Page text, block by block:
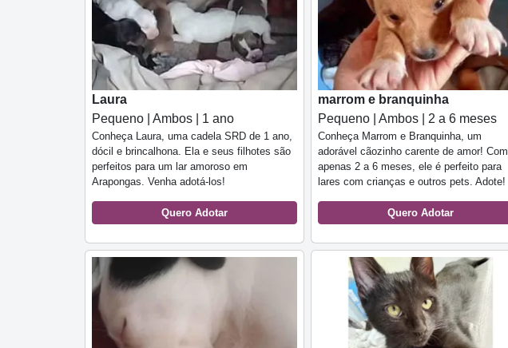
Laura
Pequeno | Ambos | 1 ano
Conheça Laura, uma cadela SRD de 1 ano,
dócil e brincalhona. Ela e seus filhotes são
perfeitos para um lar amoroso em
Arapongas. Venha adotá-los!
Quero Adotar
marrom e branquinha
Pequeno | Ambos | 2 a 6 meses
Conheça Marrom e Branquinha, um
adorável cãozinho carente de amor! Com
apenas 2 a 6 meses, ele é perfeito para
lares com crianças e outros pets. Adote!
Quero Adotar